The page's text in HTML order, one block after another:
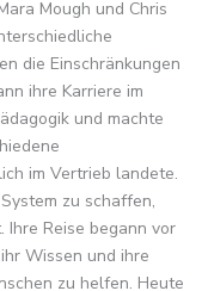
Mough und Chris
die Einschränkungen
ihre Karriere im
und machte
im Vertrieb landete.
zu schaffen,
Reise begann vor
Wissen und ihre
zu helfen. Heute